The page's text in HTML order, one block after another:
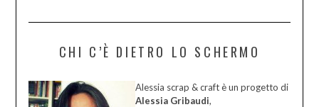
CHI C’È DIETRO LO SCHERMO
Alessia scrap & craft è un progetto di
Alessia Gribaudi,